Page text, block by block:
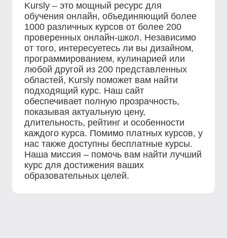
Kursly – это мощный ресурс для
обучения онлайн, объединяющий более
1000 различных курсов от более 200
проверенных онлайн-школ. Независимо
от того, интересуетесь ли вы дизайном,
программированием, кулинарией или
любой другой из 200 представленных
областей, Kursly поможет вам найти
подходящий курс. Наш сайт
обеспечивает полную прозрачность,
показывая актуальную цену,
длительность, рейтинг и особенности
каждого курса. Помимо платных курсов, у
нас также доступны бесплатные курсы.
Наша миссия – помочь вам найти лучший
курс для достижения ваших
образовательных целей.